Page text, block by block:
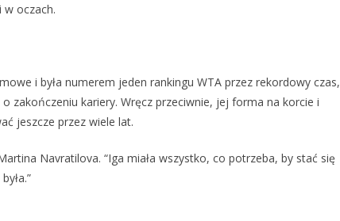
w oczach.
i była numerem jeden rankingu WTA przez rekordowy czas,
zakończeniu kariery. Wręcz przeciwnie, jej forma na korcie i
jeszcze przez wiele lat.
Navratilova. “Iga miała wszystko, co potrzeba, by stać się